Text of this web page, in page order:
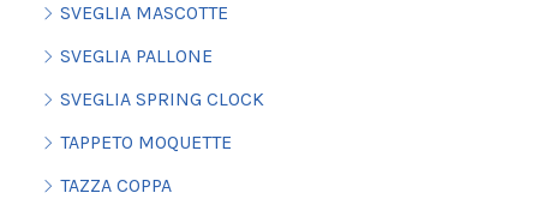
SVEGLIA MASCOTTE
SVEGLIA PALLONE
SVEGLIA SPRING CLOCK
TAPPETO MOQUETTE
TAZZA COPPA